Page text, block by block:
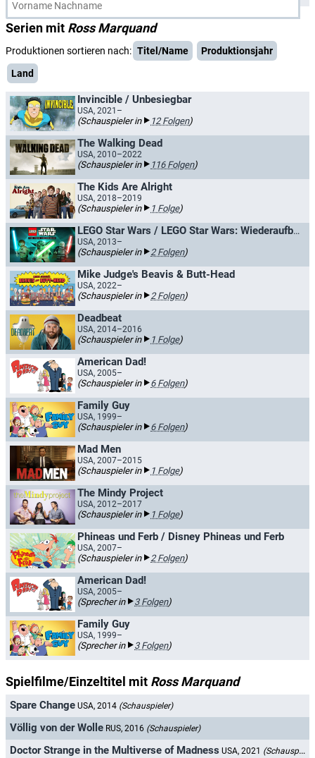
Serien mit Ross Marquand
Produktionen sortieren nach: Titel/Name
Produktionsjahr
Land
Invincible / Unbesiegbar
USA, 2021–
(Schauspieler in 12 Folgen)
The Walking Dead
USA, 2010–2022
(Schauspieler in 116 Folgen)
The Kids Are Alright
USA, 2018–2019
(Schauspieler in 1 Folge)
LEGO Star Wars / LEGO Star Wars: Wiederaufbau der Galaxis
USA, 2013–
(Schauspieler in 2 Folgen)
Mike Judge's Beavis & Butt-Head
USA, 2022–
(Schauspieler in 2 Folgen)
Deadbeat
USA, 2014–2016
(Schauspieler in 1 Folge)
American Dad!
USA, 2005–
(Schauspieler in 6 Folgen)
Family Guy
USA, 1999–
(Schauspieler in 6 Folgen)
Mad Men
USA, 2007–2015
(Schauspieler in 1 Folge)
The Mindy Project
USA, 2012–2017
(Schauspieler in 1 Folge)
Phineas und Ferb / Disney Phineas und Ferb
USA, 2007–
(Schauspieler in 2 Folgen)
American Dad!
USA, 2005–
(Sprecher in 3 Folgen)
Family Guy
USA, 1999–
(Sprecher in 3 Folgen)
Spielfilme/Einzeltitel mit Ross Marquand
Spare Change USA, 2014 (Schauspieler)
Völlig von der Wolle RUS, 2016 (Schauspieler)
Doctor Strange in the Multiverse of Madness USA, 2021 (Schauspieler)